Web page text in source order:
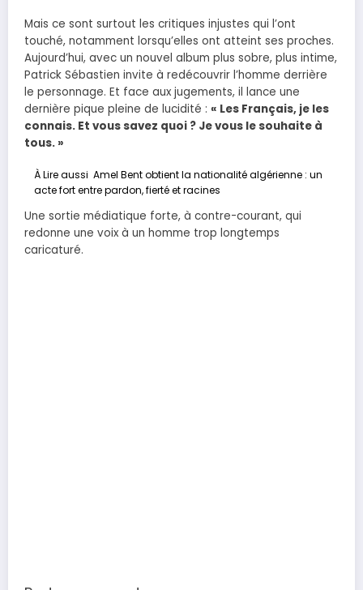
Mais ce sont surtout les critiques injustes qui l’ont
touché, notamment lorsqu’elles ont atteint ses proches.
Aujourd’hui, avec un nouvel album plus sobre, plus intime,
Patrick Sébastien invite à redécouvrir l’homme derrière
le personnage. Et face aux jugements, il lance une
dernière pique pleine de lucidité : « Les Français, je les
connais. Et vous savez quoi ? Je vous le souhaite à
tous. »
À Lire aussi Amel Bent obtient la nationalité algérienne : un
acte fort entre pardon, fierté et racines
Une sortie médiatique forte, à contre-courant, qui
redonne une voix à un homme trop longtemps
caricaturé.